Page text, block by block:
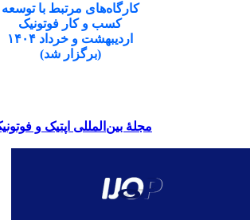
کارگاه‌های مرتبط با توسعه
کسب و کار فوتونیک
اردیبهشت و خرداد ۱۴۰۴
(برگزار شد)
مجلۀ بین‌المللی اپتیک و فوتونیک